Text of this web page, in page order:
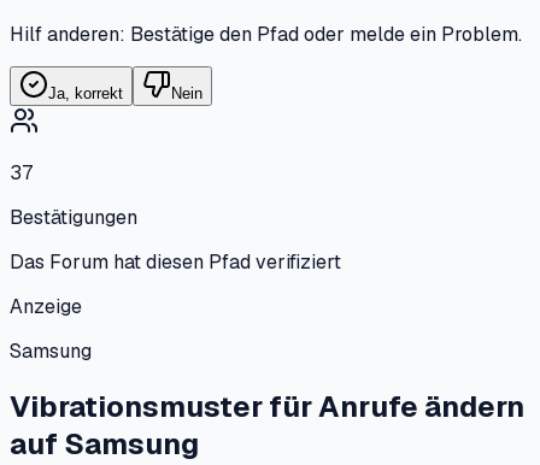
Hilf anderen: Bestätige den Pfad oder melde ein Problem.
Ja, korrekt Nein
37
Bestätigungen
Das Forum hat diesen Pfad verifiziert
Anzeige
Samsung
Vibrationsmuster für Anrufe ändern
auf Samsung